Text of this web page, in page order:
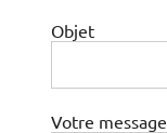
Objet
Votre message